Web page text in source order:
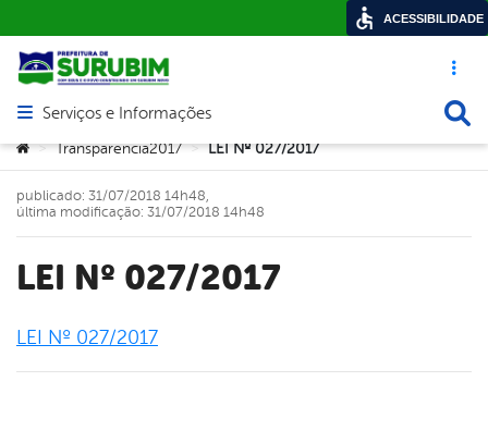
Acesso
Abrir menu principal de navegação
Serviços e Informações
Você está aqui:
> Transparencia2017 > LEI Nº 027/2017
LEI Nº 027/2017
publicado: 31/07/2018 14h48,
última modificação: 31/07/2018 14h48
LEI Nº 027/2017
ACESSIBILIDADE